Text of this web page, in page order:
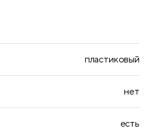
пластиковый
нет
есть